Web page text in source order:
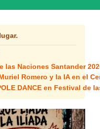
las Naciones Santander
Romero y la IA en el
DANCE en Festival de